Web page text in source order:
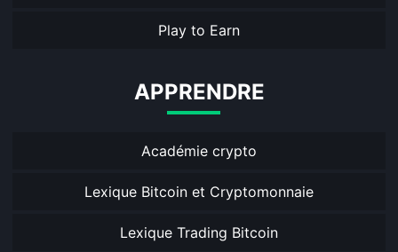
Play to Earn
APPRENDRE
Académie crypto
Lexique Bitcoin et Cryptomonnaie
Lexique Trading Bitcoin